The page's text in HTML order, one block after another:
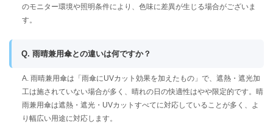
のモニター環境や照明条件により、色味に差異が生じる場合がございま
す。
Q. 雨晴兼用傘との違いは何ですか？
A. 雨晴兼用傘は「雨傘にUVカット効果を加えたもの」で、遮熱・遮光加
工は施されていない場合が多く、晴れの日の快適性はやや限定的です。晴
雨兼用傘は遮熱・遮光・UVカットすべてに対応していることが多く、よ
り幅広い用途に対応します。